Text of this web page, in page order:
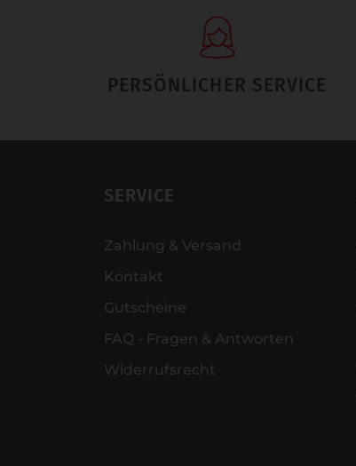
PERSÖNLICHER SERVICE
SERVICE
Zahlung & Versand
Kontakt
Gutscheine
FAQ - Fragen & Antworten
Widerrufsrecht